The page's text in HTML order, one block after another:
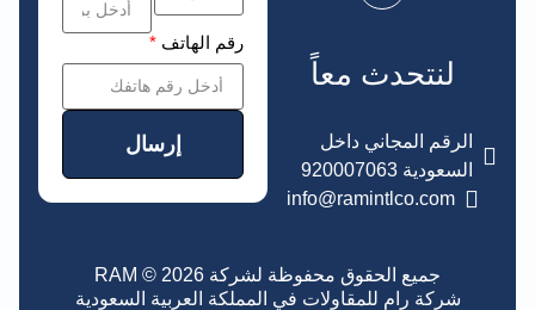
لنتحدث معاً
الرقم المجاني داخل
السعودية 920007063
info@ramintlco.com
رقم الهاتف *
إرسال
جميع الحقوق محفوظة لشركة RAM © 2026
شركة رام للمقاولات في المملكة العربية السعودية